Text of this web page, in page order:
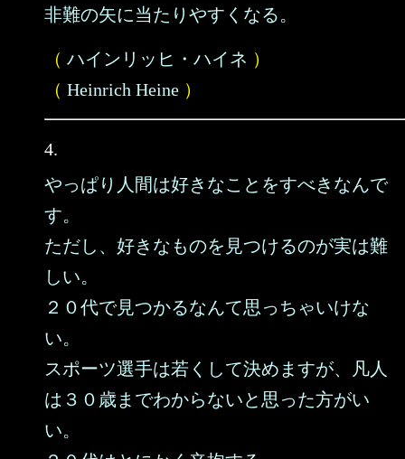
非難の矢に当たりやすくなる。
（ ハインリッヒ・ハイネ ）
（ Heinrich Heine ）
4.
やっぱり人間は好きなことをすべきなんで
す。
ただし、好きなものを見つけるのが実は難
しい。
２０代で見つかるなんて思っちゃいけな
い。
スポーツ選手は若くして決めますが、凡人
は３０歳までわからないと思った方がい
い。